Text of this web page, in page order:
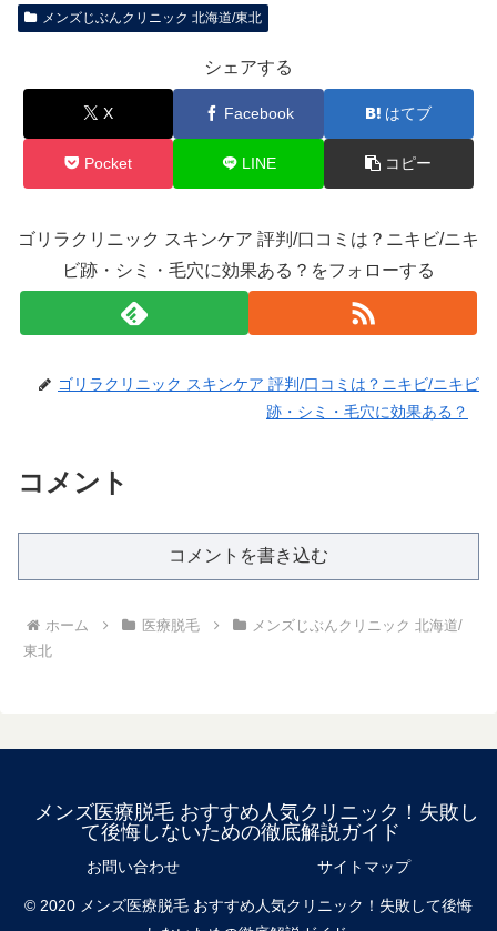
メンズじぶんクリニック 北海道/東北
シェアする
X Facebook はてブ
Pocket LINE コピー
ゴリラクリニック スキンケア 評判/口コミは？ニキビ/ニキ
ビ跡・シミ・毛穴に効果ある？をフォローする
ゴリラクリニック スキンケア 評判/口コミは？ニキビ/ニキビ
跡・シミ・毛穴に効果ある？
コメント
コメントを書き込む
ホーム 医療脱毛
メンズじぶんクリニック 北海道/
東北
メンズ医療脱毛 おすすめ人気クリニック！失敗し
て後悔しないための徹底解説ガイド
お問い合わせ サイトマップ
© 2020 メンズ医療脱毛 おすすめ人気クリニック！失敗して後悔